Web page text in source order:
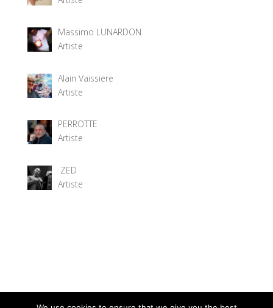
Massimo LUNARDON
Artiste
Alain Vaissiere
Artiste
PERROTTE
Artiste
ZED
Artiste